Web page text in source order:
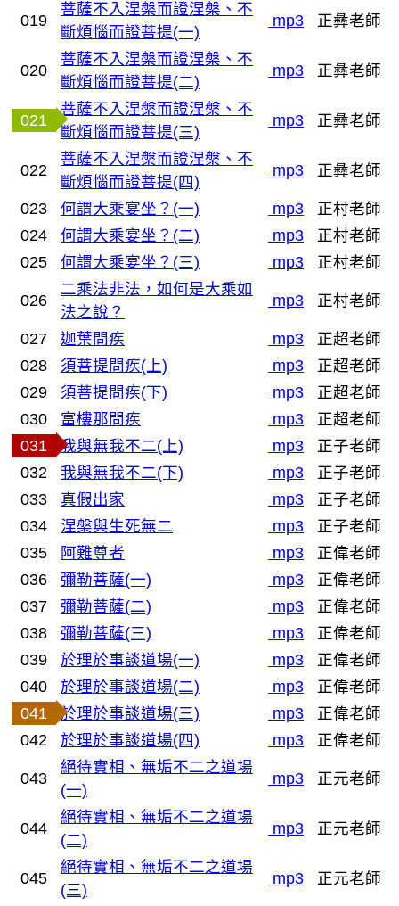
019
菩薩不入涅槃而證涅槃、不
斷煩惱而證菩提(一)
mp3 正彝老師
020
菩薩不入涅槃而證涅槃、不
斷煩惱而證菩提(二)
mp3 正彝老師
021
菩薩不入涅槃而證涅槃、不
斷煩惱而證菩提(三)
mp3 正彝老師
022
菩薩不入涅槃而證涅槃、不
斷煩惱而證菩提(四)
mp3 正彝老師
023 何謂大乘宴坐？(一) mp3
正村老師
024
何謂大乘宴坐？(二) mp3
正村老師
025
何謂大乘宴坐？(三) mp3 正村老師
026
二乘法非法，如何是大乘如
法之說？
mp3 正村老師
027 迦葉問疾 mp3
正超老師
028
須菩提問疾(上) mp3
正超老師
029
須菩提問疾(下) mp3
正超老師
030
富樓那問疾 mp3
正超老師
031
我與無我不二(上) mp3
正子老師
032
我與無我不二(下) mp3
正子老師
033
真假出家 mp3
正子老師
034
涅槃與生死無二 mp3
正子老師
035
阿難尊者 mp3
正偉老師
036
彌勒菩薩(一) mp3
正偉老師
037
彌勒菩薩(二) mp3
正偉老師
038
彌勒菩薩(三) mp3
正偉老師
039
於理於事談道場(一) mp3
正偉老師
040
於理於事談道場(二) mp3
正偉老師
041
於理於事談道場(三) mp3
正偉老師
042
於理於事談道場(四) mp3 正偉老師
043
絕待實相、無垢不二之道場
(一)
mp3 正元老師
044
絕待實相、無垢不二之道場
(二)
mp3 正元老師
045
絕待實相、無垢不二之道場
(三)
mp3 正元老師